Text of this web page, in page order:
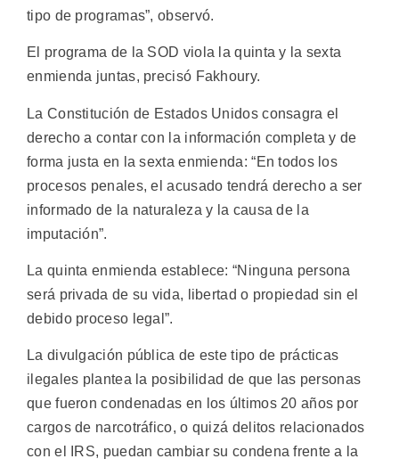
tipo de programas”, observó.
El programa de la SOD viola la quinta y la sexta
enmienda juntas, precisó Fakhoury.
La Constitución de Estados Unidos consagra el
derecho a contar con la información completa y de
forma justa en la sexta enmienda: “En todos los
procesos penales, el acusado tendrá derecho a ser
informado de la naturaleza y la causa de la
imputación”.
La quinta enmienda establece: “Ninguna persona
será privada de su vida, libertad o propiedad sin el
debido proceso legal”.
La divulgación pública de este tipo de prácticas
ilegales plantea la posibilidad de que las personas
que fueron condenadas en los últimos 20 años por
cargos de narcotráfico, o quizá delitos relacionados
con el IRS, puedan cambiar su condena frente a la